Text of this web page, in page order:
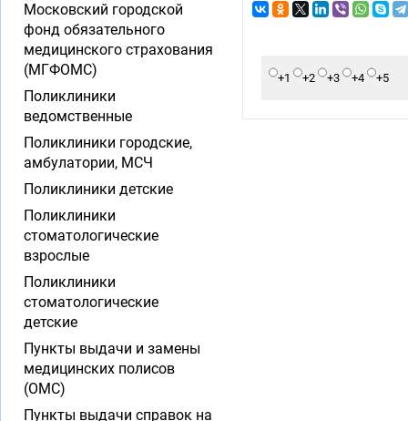
+1 +2 +3 +4 +5
Московский городской
фонд обязательного
медицинского страхования
(МГФОМС)
Поликлиники
ведомственные
Поликлиники городские,
амбулатории, МСЧ
Поликлиники детские
Поликлиники
стоматологические
взрослые
Поликлиники
стоматологические
детские
Пункты выдачи и замены
медицинских полисов
(ОМС)
Пункты выдачи справок на